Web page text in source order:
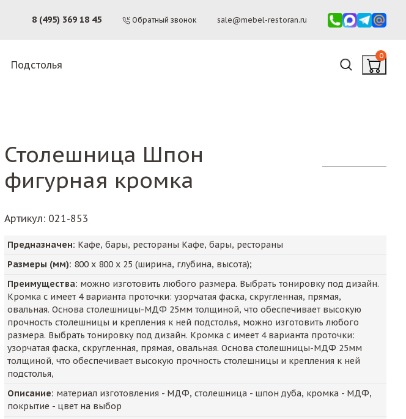
8 (495) 369 18 45 Обратный звонок sale@mebel-restoran.ru
Подстолья
0
Столешница Шпон
фигурная кромка
Артикул: 021-853
Предназначен: Кафе, бары, рестораны Кафе, бары, рестораны
Размеры (мм): 800 х 800 х 25 (ширина, глубина, высота);
Преимущества: можно изготовить любого размера. Выбрать тонировку под дизайн.
Кромка с имеет 4 варианта проточки: узорчатая фаска, скругленная, прямая,
овальная. Основа столешницы-МДФ 25мм толщиной, что обеспечивает высокую
прочность столешницы и крепления к ней подстолья, можно изготовить любого
размера. Выбрать тонировку под дизайн. Кромка с имеет 4 варианта проточки:
узорчатая фаска, скругленная, прямая, овальная. Основа столешницы-МДФ 25мм
толщиной, что обеспечивает высокую прочность столешницы и крепления к ней
подстолья,
Описание: материал изготовления - МДФ, столешница - шпон дуба, кромка - МДФ,
покрытие - цвет на выбор